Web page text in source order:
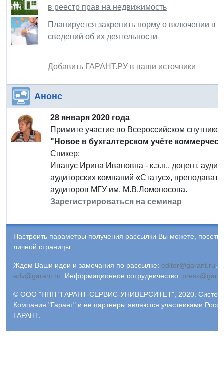
в реестр прав на недвижимость
Планируется закрепить норму о включении в
сведений об их деятельности
Добавить ГАРАНТ.РУ в ваши источники
Анонс
28 января 2020 года
Примите участие во Всероссийском
"Новое в бухгалтерском учёте
Спикер:
Иванус Ирина Ивановна - к.э.н., доцент,
аудиторских компаний «Статус»,
аудиторов МГУ им. М.В.Ломоносова.
Зарегистрироваться на семинар
Настроить параметры получения рассылки Вы можете,
личной страницы.
Ждем Ваши идеи и замечания по рассылке: editor@garant.ru
adv@garant.ru
Информационное сотрудничество:
© ООО "НПП "ГАРАНТ-СЕРВИС-УНИВЕРСИТЕТ", 2020. Система
Компания "Гарант" и ее партнеры являются участниками
ГАРАНТ.